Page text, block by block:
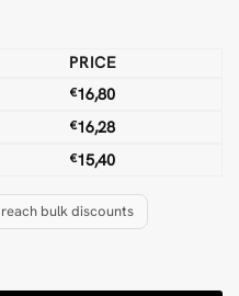
PRICE
€16,80
€16,28
€15,40
bulk discounts